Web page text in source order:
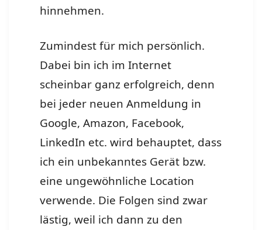
hinnehmen.
Zumindest für mich persönlich.
Dabei bin ich im Internet
scheinbar ganz erfolgreich, denn
bei jeder neuen Anmeldung in
Google, Amazon, Facebook,
LinkedIn etc. wird behauptet, dass
ich ein unbekanntes Gerät bzw.
eine ungewöhnliche Location
verwende. Die Folgen sind zwar
lästig, weil ich dann zu den